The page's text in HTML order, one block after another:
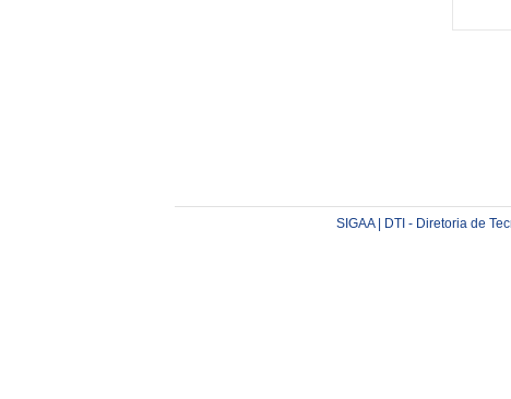
SIGAA | DTI - Diretoria de